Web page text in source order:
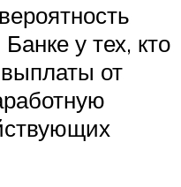
у тех, кто
от